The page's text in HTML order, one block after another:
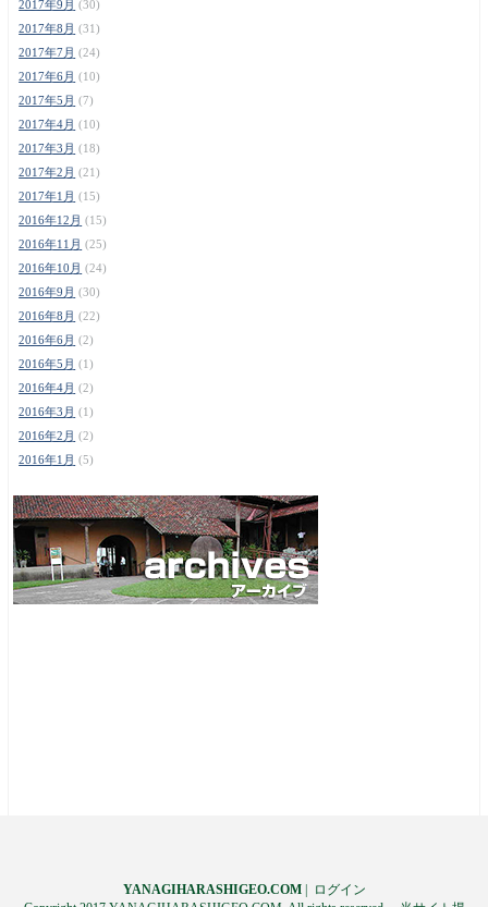
2017年9月 (30)
2017年8月 (31)
2017年7月 (24)
2017年6月 (10)
2017年5月 (7)
2017年4月 (10)
2017年3月 (18)
2017年2月 (21)
2017年1月 (15)
2016年12月 (15)
2016年11月 (25)
2016年10月 (24)
2016年9月 (30)
2016年8月 (22)
2016年6月 (2)
2016年5月 (1)
2016年4月 (2)
2016年3月 (1)
2016年2月 (2)
2016年1月 (5)
YANAGIHARASHIGEO.COM|
ログイン